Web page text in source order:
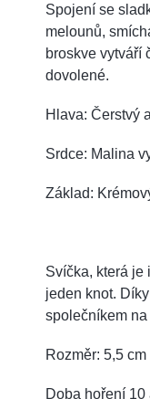
Spojení se
melounů,
broskve vytváří
dovolené.
Hlava: Čerstvý
Srdce: Malina
Základ:
Svíčka, která je
jeden knot.
společníkem na
Rozměr: 5,5
Doba hoření 10